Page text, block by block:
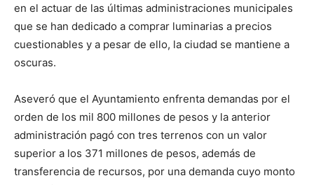
en el actuar de las últimas administraciones municipales
que se han dedicado a comprar luminarias a precios
cuestionables y a pesar de ello, la ciudad se mantiene a
oscuras.
Aseveró que el Ayuntamiento enfrenta demandas por el
orden de los mil 800 millones de pesos y la anterior
administración pagó con tres terrenos con un valor
superior a los 371 millones de pesos, además de
transferencia de recursos, por una demanda cuyo monto